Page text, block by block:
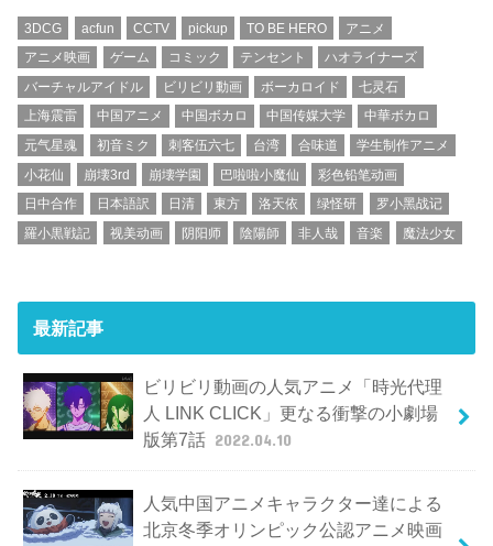
3DCG acfun CCTV pickup TO BE HERO
アニメ
アニメ映画
ゲーム コミック テンセント
ハオライナーズ
バーチャルアイドル
ビリビリ動画 ボーカロイド
七灵石
上海震雷
中国アニメ 中国ボカロ 中国传媒大学
中華ボカロ
元气星魂
初音ミク 刺客伍六七 台湾 合味道
学生制作アニメ
小花仙
崩壊3rd 崩壊学園 巴啦啦小魔仙
彩色铅笔动画
日中合作
日本語訳 日清 東方 洛天依 绿怪研
罗小黑战记
羅小黒戦記
视美动画 阴阳师 陰陽師 非人哉 音楽 魔法少女
最新記事
ビリビリ動画の人気アニメ「時光代理
人 LINK CLICK」更なる衝撃の小劇場
版第7話 2022.04.10
人気中国アニメキャラクター達による
北京冬季オリンピック公認アニメ映画